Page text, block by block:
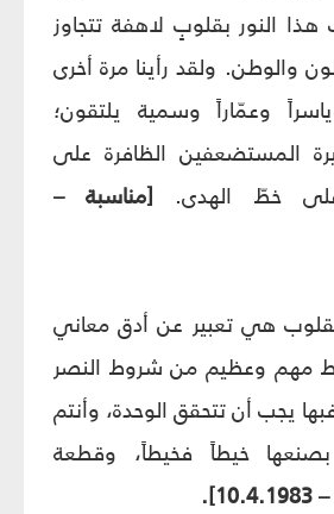
هذا النور بقلوبٍ لاهفة تتجاوز
والوطن. ولقد رأينا مرة أخرى
وعمّاراً وسمية يلتقون؛
المستضعفين الظافرة على
خطّ الهدى. [مناسبة –
القلوب هي تعبير عن أدق معاني
مهم وعظيم من شروط النصر
يجب أن تتحقق الوحدة، وأنتم
خيطاً فخيطاً، وقطعة